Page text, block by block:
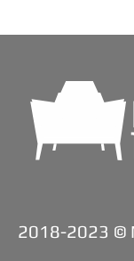
2018-2023 ©